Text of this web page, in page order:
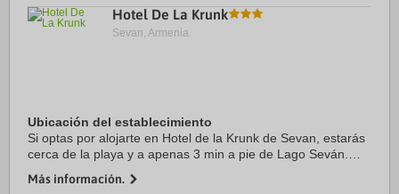
Hotel De La Krunk
Sevan, Armenia.
Ubicación del establecimiento
Si optas por alojarte en Hotel de la Krunk de Sevan, estarás
cerca de la playa y a apenas 3 min a pie de Lago Seván.
Sevanavank y a 18 km de ...
Más información.